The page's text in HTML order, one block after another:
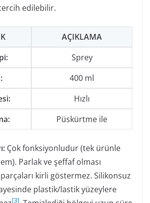
edilebilir.
AÇIKLAMA
Sprey
400 ml
Hızlı
Püskürtme ile
Çok fonksiyonludur (tek ürünle
Parlak ve şeffaf olması
kirli göstermez. Silikonsuz
plastik/lastik yüzeylere
[3]